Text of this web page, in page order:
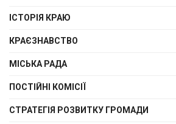
ІСТОРІЯ КРАЮ
КРАЄЗНАВСТВО
МІСЬКА РАДА
ПОСТІЙНІ КОМІСІЇ
СТРАТЕГІЯ РОЗВИТКУ ГРОМАДИ